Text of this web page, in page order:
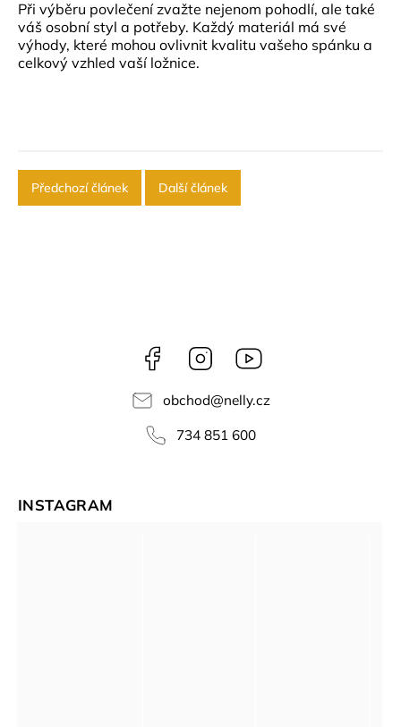
Při výběru povlečenízvažte nejenom pohodlí, ale také
váš osobní styl a potřeby. Každý materiál má své
výhody, které mohou ovlivnit kvalitu vašeho spánku a
celkový vzhled vaší ložnice.
Předchozí článek Další článek
Facebook Instagram
obchod@nelly.cz
734 851 600
INSTAGRAM